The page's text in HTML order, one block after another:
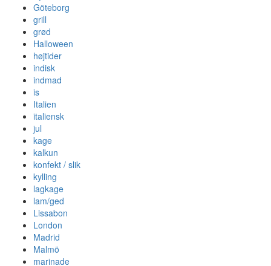
Göteborg
grill
grød
Halloween
højtider
indisk
indmad
is
Italien
italiensk
jul
kage
kalkun
konfekt / slik
kylling
lagkage
lam/ged
Lissabon
London
Madrid
Malmö
marinade